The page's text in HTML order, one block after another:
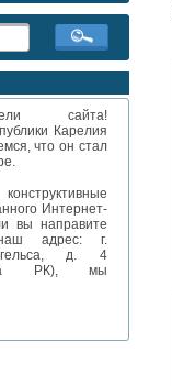
сайта!
Карелия
что он стал
Интернет-
вы направите
адрес: г.
д. 4
РК), мы